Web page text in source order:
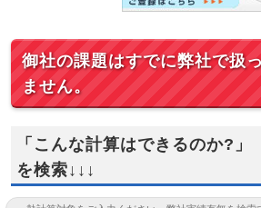
御社の課題はすでに弊社で扱
ません。
「こんな計算はできるのか?
を検索↓↓↓